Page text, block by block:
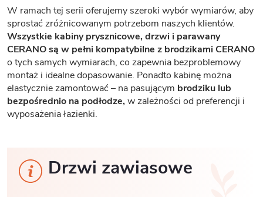
W ramach tej serii oferujemy szeroki wybór wymiarów, aby
sprostać zróżnicowanym potrzebom naszych klientów.
Wszystkie kabiny prysznicowe, drzwi i parawany
CERANO są w pełni kompatybilne z brodzikami CERANO
o tych samych wymiarach, co zapewnia bezproblemowy
montaż i idealne dopasowanie. Ponadto kabinę można
elastycznie zamontować – na pasującym brodziku lub
bezpośrednio na podłodze,w zależności od preferencji i
wyposażenia łazienki.
Drzwi zawiasowe